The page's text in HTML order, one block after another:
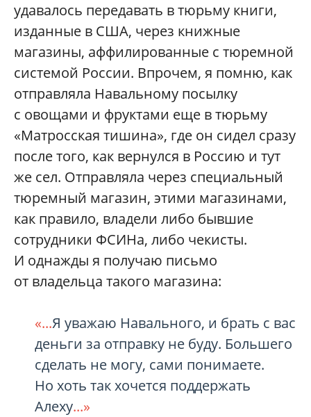
удавалось передавать в тюрьму книги,
изданные в США, через книжные
магазины, аффилированные с тюремной
системой России. Впрочем, я помню, как
отправляла Навальному посылку
с овощами и фруктами еще в тюрьму
«Матросская тишина», где он сидел сразу
после того, как вернулся в Россию и тут
же сел. Отправляла через специальный
тюремный магазин, этими магазинами,
как правило, владели либо бывшие
сотрудники ФСИНа, либо чекисты.
И однажды я получаю письмо
от владельца такого магазина:
«...Я уважаю Навального, и брать с вас
деньги за отправку не буду. Большего
сделать не могу, сами понимаете.
Но хоть так хочется поддержать
Алеху...»